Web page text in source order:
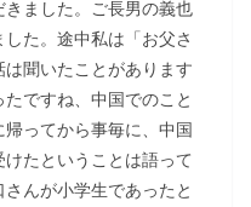
ました。ご長男の義也
た。途中私は「お父さ
聞いたことがあります
ですね、中国でのこと
ってから事毎に、中国
たということは語って
んが小学生であったと